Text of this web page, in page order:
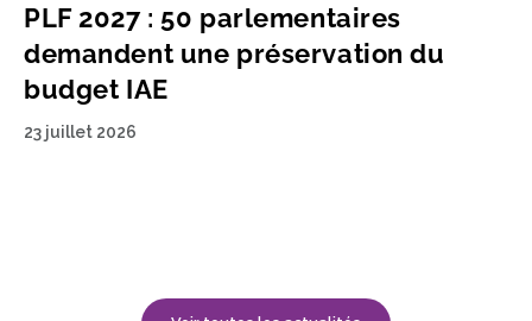
PLF 2027 : 50 parlementaires
demandent une préservation du
budget IAE
23 juillet 2026